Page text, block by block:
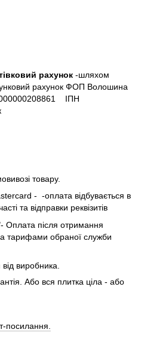
рахунок -шляхом
рахунок ФОП Волошина
ІПН
товару.
- -оплата відбувається в
та відправки реквізитів
Оплата після отримання
тарифами обраної служби
від виробника.
Або вся плитка ціла - або
посилання.